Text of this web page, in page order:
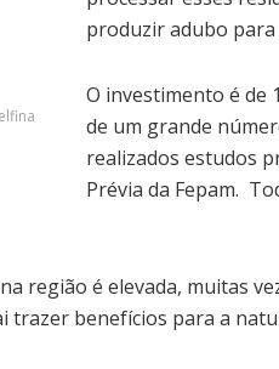
produzir adubo
O investimento é de
de um grande
realizados estudos
Prévia da Fepam.
região é elevada, muitas
trazer benefícios para a